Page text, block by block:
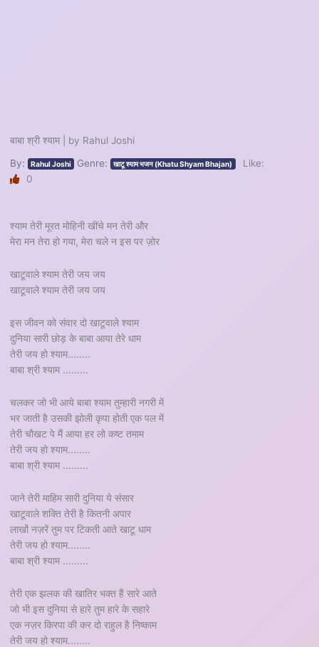
बाबा श्री श्याम | by Rahul Joshi
By: Rahul Joshi Genre: खाटू श्याम भजन (Khatu Shyam Bhajan)
Like:
0
श्याम तेरी मूरत मोहिनी खींचे मन तेरी और
मेरा मन तेरा हो गया, मेरा चले न इस पर ज़ोर
खाटूवाले श्याम तेरी जय जय
खाटूवाले श्याम तेरी जय जय
इस जीवन को संवार दो खाटूवाले श्याम
दुनिया सारी छोड़ के बाबा आया तेरे धाम
तेरी जय हो श्याम........
बाबा श्री श्याम .........
चलकर जो भी आये बाबा श्याम तुम्हारी नगरी में
भर जाती है उसकी झोली कृपा होती एक पल में
तेरी चौखट पे मैं आया हर लो कष्ट तमाम
तेरी जय हो श्याम........
बाबा श्री श्याम .........
जाने तेरी माहिम सारी दुनिया ये संसार
खाटूवाले शक्ति तेरी है कितनी अपार
लाखों नज़रें तुम पर टिकती आते खाटू धाम
तेरी जय हो श्याम........
बाबा श्री श्याम .........
तेरी एक झलक की खातिर भक्त हैं सारे आते
जो भी इस दुनिया से हारे तुम हारे के सहारे
एक नज़र किरपा की कर दो राहुल है निष्काम
तेरी जय हो श्याम........